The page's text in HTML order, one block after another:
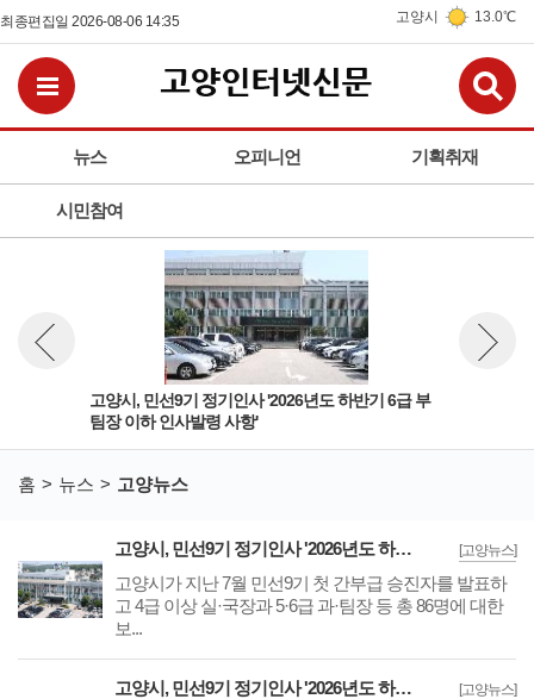
최종편집일 2026-08-06 14:35 고양시 13.0℃
뉴스 오피니언 기획취재
시민참여
전체메뉴보기
고양시, 민선9기 정기인사 '2026년도 하반기 6급 부
팀장 이하 인사발령 사항'
뉴스 이전보기
홈 뉴스 고양뉴스
[고양뉴스]
고양시, 민선9기 정기인사 '2026년도 하반기 6급 팀장 인사발령 사항'
고양시가 지난 7월 민선9기 첫 간부급 승진자를 발표하
고 4급 이상 실·국장과 5·6급 과·팀장 등 총 86명에 대한
보...
[고양뉴스]
고양시, 민선9기 정기인사 '2026년도 하반기 6급 부팀장 이하 인사발령 사항'